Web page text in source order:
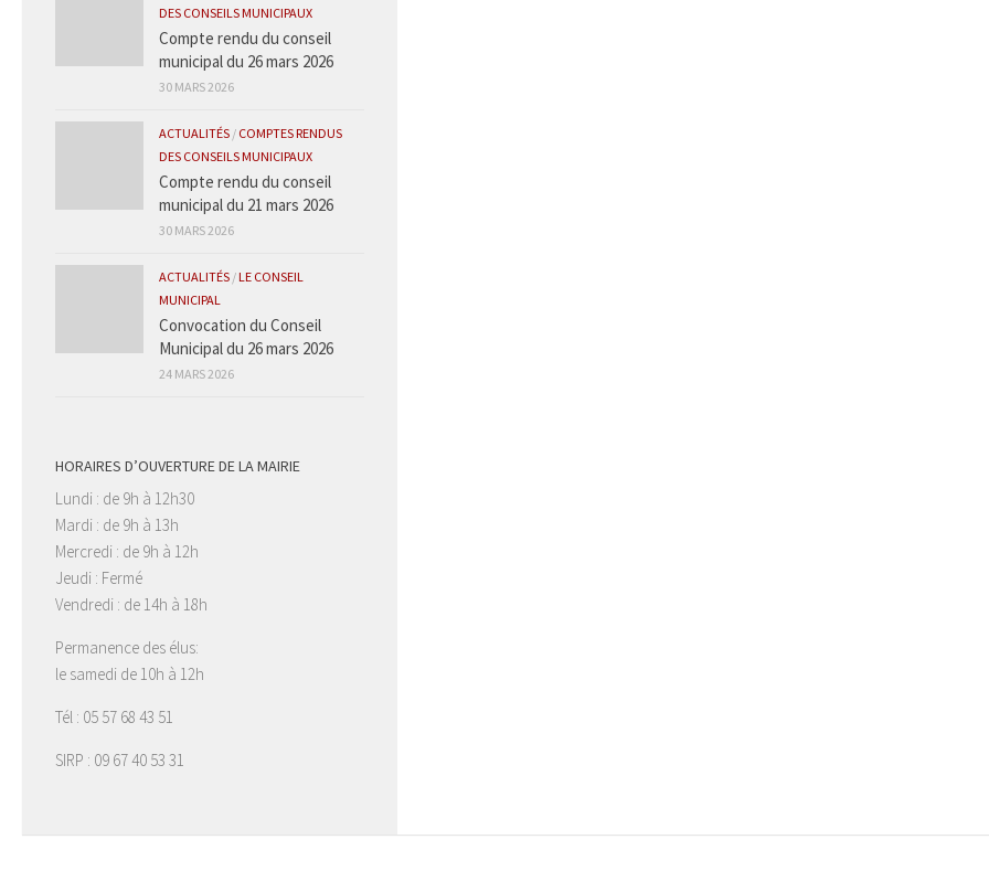
DES CONSEILS MUNICIPAUX
Compte rendu du conseil
municipal du 26 mars 2026
30 MARS 2026
ACTUALITÉS / COMPTES RENDUS
DES CONSEILS MUNICIPAUX
Compte rendu du conseil
municipal du 21 mars 2026
30 MARS 2026
ACTUALITÉS /LE CONSEIL
MUNICIPAL
Convocation du Conseil
Municipal du 26 mars 2026
24 MARS 2026
HORAIRES D’OUVERTURE DE LA MAIRIE
Lundi : de 9h à 12h30
Mardi : de 9h à 13h
Mercredi : de 9h à 12h
Jeudi : Fermé
Vendredi : de 14h à 18h
Permanence des élus:
le samedi de 10h à 12h
Tél : 05 57 68 43 51
SIRP : 09 67 40 53 31